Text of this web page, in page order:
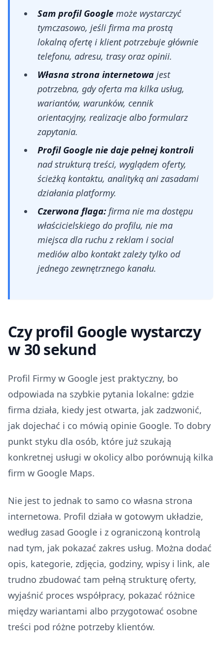
Sam profil Google może wystarczyć
tymczasowo, jeśli firma ma prostą
lokalną ofertę i klient potrzebuje głównie
telefonu, adresu, trasy oraz opinii.
Własna strona internetowa jest
potrzebna, gdy oferta ma kilka usług,
wariantów, warunków, cennik
orientacyjny, realizacje albo formularz
zapytania.
Profil Google nie daje pełnej kontroli
nad strukturą treści, wyglądem oferty,
ścieżką kontaktu, analityką ani zasadami
działania platformy.
Czerwona flaga: firma nie ma dostępu
właścicielskiego do profilu, nie ma
miejsca dla ruchu z reklam i social
mediów albo kontakt zależy tylko od
jednego zewnętrznego kanału.
Czy profil Google wystarczy
w 30 sekund
Profil Firmy w Google jest praktyczny, bo
odpowiada na szybkie pytania lokalne: gdzie
firma działa, kiedy jest otwarta, jak zadzwonić,
jak dojechać i co mówią opinie Google. To dobry
punkt styku dla osób, które już szukają
konkretnej usługi w okolicy albo porównują kilka
firm w Google Maps.
Nie jest to jednak to samo co własna strona
internetowa. Profil działa w gotowym układzie,
według zasad Google i z ograniczoną kontrolą
nad tym, jak pokazać zakres usług. Można dodać
opis, kategorie, zdjęcia, godziny, wpisy i link, ale
trudno zbudować tam pełną strukturę oferty,
wyjaśnić proces współpracy, pokazać różnice
między wariantami albo przygotować osobne
treści pod różne potrzeby klientów.